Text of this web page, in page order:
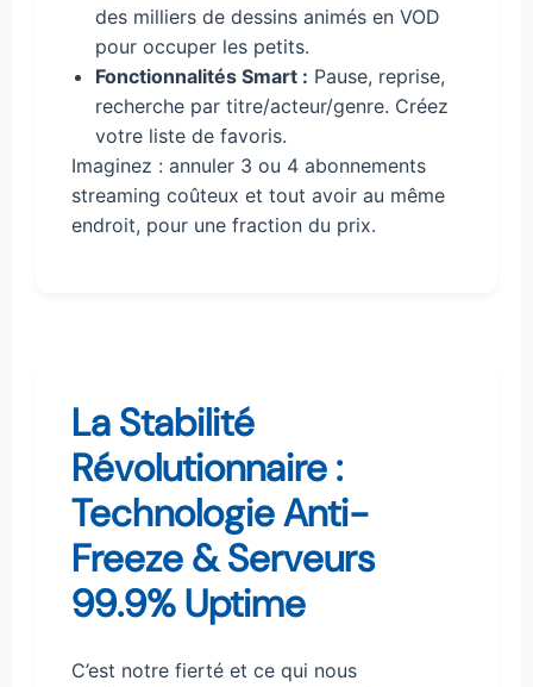
des milliers de dessins animés en VOD
pour occuper les petits.
Fonctionnalités Smart : Pause, reprise,
recherche par titre/acteur/genre. Créez
votre liste de favoris.
Imaginez : annuler 3 ou 4 abonnements
streaming coûteux et tout avoir au même
endroit, pour une fraction du prix.
La Stabilité
Révolutionnaire :
Technologie Anti-
Freeze & Serveurs
99.9% Uptime
C’est notre fierté et ce qui nous